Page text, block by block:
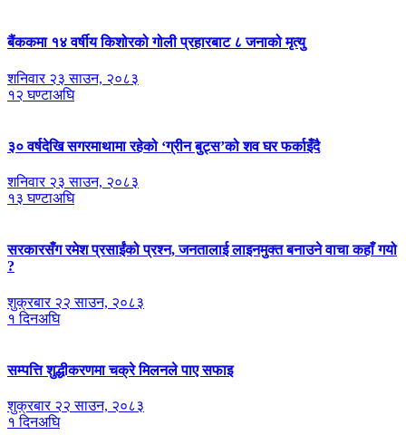
बैंककमा १४ वर्षीय किशोरको गोली प्रहारबाट ८ जनाको मृत्यु
शनिवार २३ साउन, २०८३
१२ घण्टाअघि
३० वर्षदेखि सगरमाथामा रहेको ‘ग्रीन बुट्स’को शव घर फर्काइँदै
शनिवार २३ साउन, २०८३
१३ घण्टाअघि
सरकारसँग रमेश प्रसाईंको प्रश्न, जनतालाई लाइनमुक्त बनाउने वाचा कहाँ गयो
?
शुक्रबार २२ साउन, २०८३
१ दिनअघि
सम्पत्ति शुद्धीकरणमा चक्रे मिलनले पाए सफाइ
शुक्रबार २२ साउन, २०८३
१ दिनअघि